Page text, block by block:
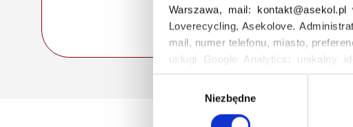
Warszawa, mail: kontakt@asekol.pl
Loverecycling, Asekolove.
mail, numer telefonu, miasto,
usługi Google Analytics: unikalny
godzina korzystania z serwisu, dane
Niezbędne